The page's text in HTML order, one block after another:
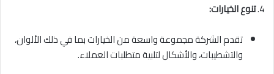
4. تنوع الخيارات:
تقدم الشركة مجموعة واسعة من الخيارات بما في ذلك الألوان،
والتشطيبات، والأشكال لتلبية متطلبات العملاء.